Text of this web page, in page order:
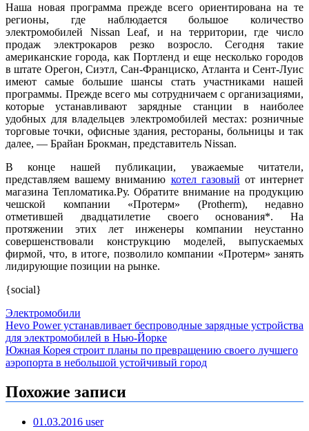
Наша новая программа прежде всего ориентирована на те
регионы, где наблюдается большое количество
электромобилей Nissan Leaf, и на территории, где число
продаж электрокаров резко возросло. Сегодня такие
американские города, как Портленд и еще несколько городов
в штате Орегон, Сиэтл, Сан-Франциско, Атланта и Сент-Луис
имеют самые большие шансы стать участниками нашей
программы. Прежде всего мы сотрудничаем с организациями,
которые устанавливают зарядные станции в наиболее
удобных для владельцев электромобилей местах: розничные
торговые точки, офисные здания, рестораны, больницы и так
далее, — Брайан Брокман, представитель Nissan.
В конце нашей публикации, уважаемые читатели,
представляем вашему вниманию котел газовый от интернет
магазина Тепломатика.Ру. Обратите внимание на продукцию
чешской компании «Протерм» (Protherm), недавно
отметившей двадцатилетие своего основания*. На
протяжении этих лет инженеры компании неустанно
совершенствовали конструкцию моделей, выпускаемых
фирмой, что, в итоге, позволило компании «Протерм» занять
лидирующие позиции на рынке.
{social}
Электромобили
Навигация
по
записям
Hevo Power устанавливает беспроводные зарядные устройства
для электромобилей в Нью-Йорке
Южная Корея строит планы по превращению своего лучшего
аэропорта в небольшой устойчивый город
Похожие записи
01.03.2016 user